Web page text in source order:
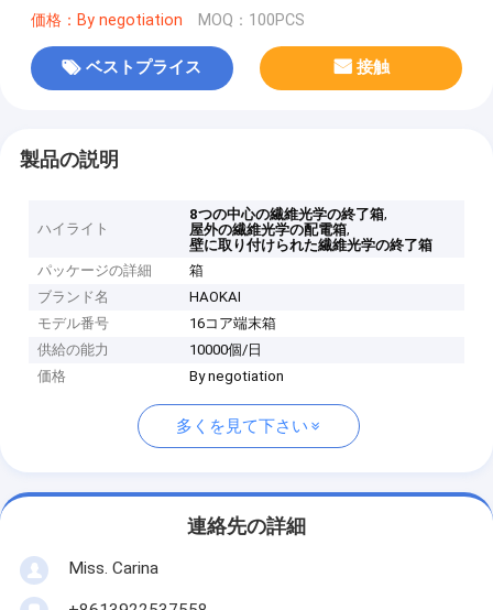
価格：By negotiation MOQ：100PCS
ベストプライス 接触
製品の説明
ハイライト
8つの中心の繊維光学の終了箱,
屋外の繊維光学の配電箱,
壁に取り付けられた繊維光学の終了箱
パッケージの詳細
箱
ブランド名
HAOKAI
モデル番号
16コア端末箱
供給の能力
10000個/日
価格
By negotiation
多くを見て下さい
連絡先の詳細
Miss. Carina